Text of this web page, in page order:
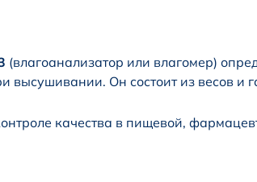
(влагоанализатор или влагомер)
высушивании. Он состоит из весов и
качества в пищевой,